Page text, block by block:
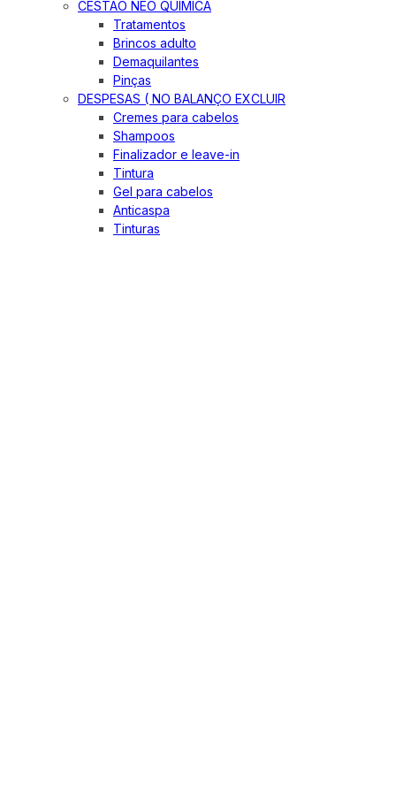
CESTÃO NEO QUIMICA
Tratamentos
Brincos adulto
Demaquilantes
Pinças
DESPESAS ( NO BALANÇO EXCLUIR
Cremes para cabelos
Shampoos
Finalizador e leave-in
Tintura
Gel para cabelos
Anticaspa
Tinturas